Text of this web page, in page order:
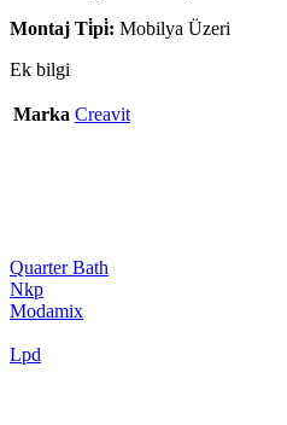
Montaj Ti̇pi̇: Mobilya Üzeri
Ek bilgi
Marka Creavit
Quarter Bath
Nkp
Modamix
Lpd